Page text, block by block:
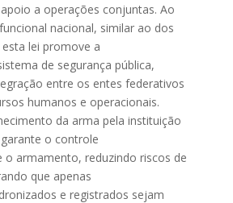
a operações conjuntas. Ao
nacional, similar ao dos
lei promove a
de segurança pública,
entre os entes federativos
humanos e operacionais.
da arma pela instituição
o controle
o armamento, reduzindo riscos de
que apenas
e registrados sejam